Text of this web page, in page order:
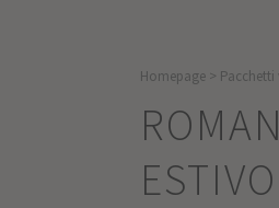
Homepage > Pacchetti
ESTIVO